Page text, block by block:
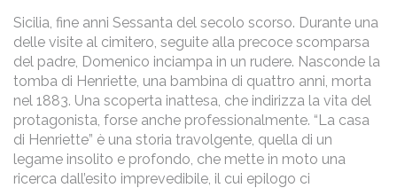
Sicilia, fine anni Sessanta del secolo scorso. Durante una
delle visite al cimitero, seguite alla precoce scomparsa
del padre, Domenico inciampa in un rudere. Nasconde la
tomba di Henriette, una bambina di quattro anni, morta
nel 1883. Una scoperta inattesa, che indirizza la vita del
protagonista, forse anche professionalmente. “La casa
di Henriette” è una storia travolgente, quella di un
legame insolito e profondo, che mette in moto una
ricerca dall’esito imprevedibile, il cui epilogo ci